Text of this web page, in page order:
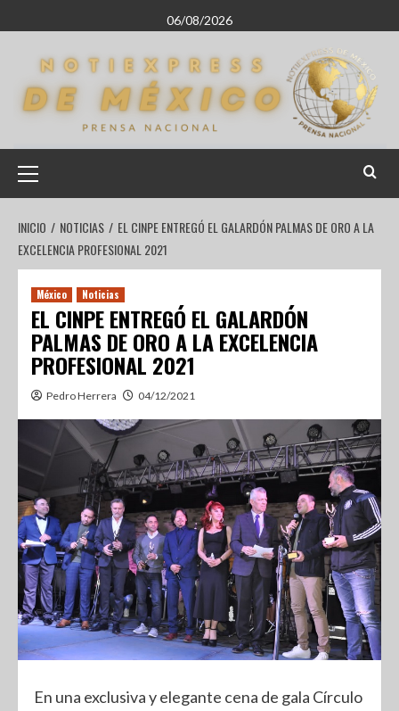
06/08/2026
INICIO NOTICIAS
EL CINPE ENTREGÓ EL GALARDÓN PALMAS DE ORO A LA
EXCELENCIA PROFESIONAL 2021
México Noticias
EL CINPE ENTREGÓ EL GALARDÓN
PALMAS DE ORO A LA EXCELENCIA
PROFESIONAL 2021
Pedro Herrera 04/12/2021
En una exclusiva y elegante cena de gala Círculo